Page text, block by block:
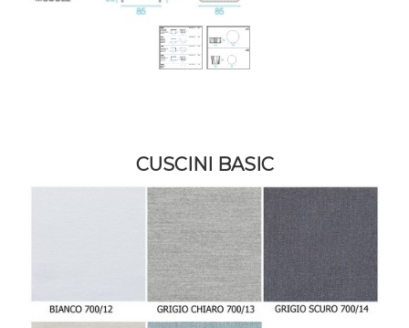
CUSCINI BASIC